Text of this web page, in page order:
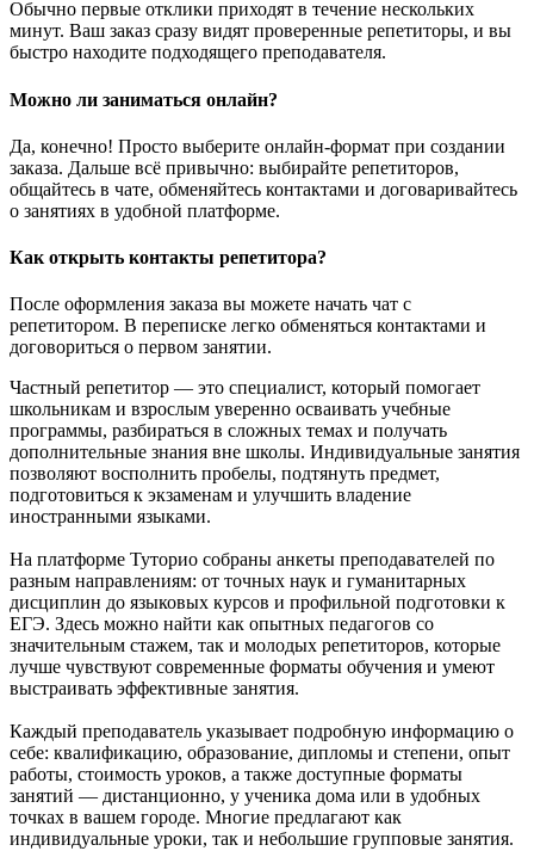
Обычно первые отклики приходят в течение нескольких
минут. Ваш заказ сразу видят проверенные репетиторы, и вы
быстро находите подходящего преподавателя.
Можно ли заниматься онлайн?
Да, конечно! Просто выберите онлайн-формат при создании
заказа. Дальше всё привычно: выбирайте репетиторов,
общайтесь в чате, обменяйтесь контактами и договаривайтесь
о занятиях в удобной платформе.
Как открыть контакты репетитора?
После оформления заказа вы можете начать чат с
репетитором. В переписке легко обменяться контактами и
договориться о первом занятии.
Частный репетитор — это специалист, который помогает
школьникам и взрослым уверенно осваивать учебные
программы, разбираться в сложных темах и получать
дополнительные знания вне школы. Индивидуальные занятия
позволяют восполнить пробелы, подтянуть предмет,
подготовиться к экзаменам и улучшить владение
иностранными языками.
На платформе Туторио собраны анкеты преподавателей по
разным направлениям: от точных наук и гуманитарных
дисциплин до языковых курсов и профильной подготовки к
ЕГЭ. Здесь можно найти как опытных педагогов со
значительным стажем, так и молодых репетиторов, которые
лучше чувствуют современные форматы обучения и умеют
выстраивать эффективные занятия.
Каждый преподаватель указывает подробную информацию о
себе: квалификацию, образование, дипломы и степени, опыт
работы, стоимость уроков, а также доступные форматы
занятий — дистанционно, у ученика дома или в удобных
точках в вашем городе. Многие предлагают как
индивидуальные уроки, так и небольшие групповые занятия.